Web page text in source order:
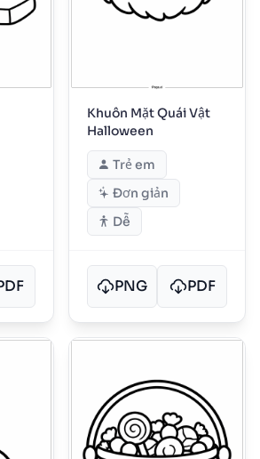
Khuôn Mặt Quái Vật
Halloween
Trẻ em
Đơn giản
Dễ
PNG PDF